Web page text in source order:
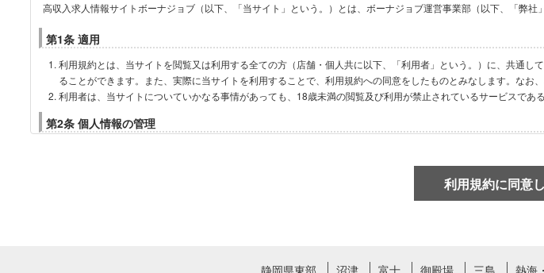
高収入求人情報サイトボーナジョブ（以下、「当サイト」という。）とは、ボーナジョブ運営事業部（以下、「弊社
第1条 適用
利用規約とは、当サイトを閲覧又は利用する全ての方（店舗・個人共に以下、「利用者」という。）に、共通
ることができます。また、実際に当サイトを利用することで、利用規約への同意をしたものとみなします。なお
利用者は、当サイトについていかなる事情があっても、18歳未満の閲覧及び利用が禁止されているサービスで
第2条 個人情報の管理
利用規約に同意
静岡県東部 沼津 富士 御殿場 三島 熱海